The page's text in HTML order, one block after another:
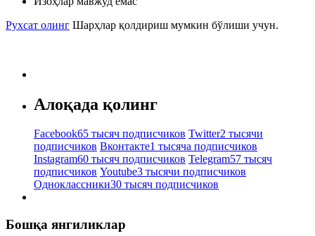
Рухсат олинг Шарҳлар қолдириш мумкин бўлиши учун.
Алоқада қолинг
Facebook65 тысяч подписчиков Twitter2 тысячи
подписчиков Вконтакте1 тысяча подписчиков
Instagram60 тысяч подписчиков Telegram57 тысяч
подписчиков Youtube3 тысячи подписчиков
Одноклассники30 тысяч подписчиков
Бошқа янгиликлар